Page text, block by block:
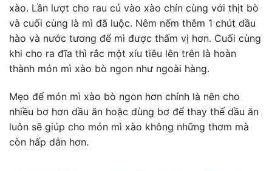
xào. Lần lượt cho rau củ vào xào chín cùng với thịt bò
và cuối cùng là mì đã luộc. Nêm nếm thêm 1 chút dầu
hào và nước tương để mì được thấm vị hơn. Cuối cùng
khi cho ra đĩa thì rắc một xíu tiêu lên trên là hoàn
thành món mì xào bò ngon như ngoài hàng.
Mẹo để món mì xào bò ngon hơn chính là nên cho
nhiều bơ hơn dầu ăn hoặc dùng bơ để thay thế dầu ăn
luôn sẽ giúp cho món mì xào không những thơm mà
còn hấp dẫn hơn.